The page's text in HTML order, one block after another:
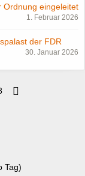
Ordnung eingeleitet
1. Februar 2026
der FDR
30. Januar 2026
Tag)